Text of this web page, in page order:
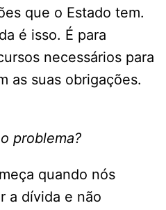
que o Estado tem.
é isso. É para
necessários para
as suas obrigações.
problema?
quando nós
a dívida e não